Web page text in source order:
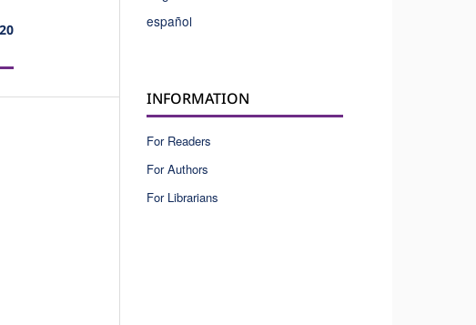
español
INFORMATION
For Readers
For Authors
For Librarians